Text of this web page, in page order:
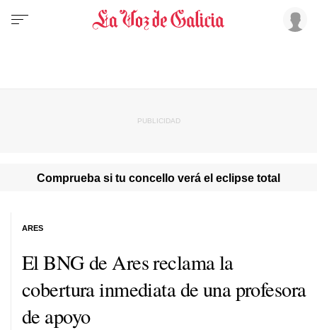
Comprueba si tu concello verá el eclipse total
El BNG de Ares reclama la
cobertura inmediata de una profesora
de apoyo
ARES